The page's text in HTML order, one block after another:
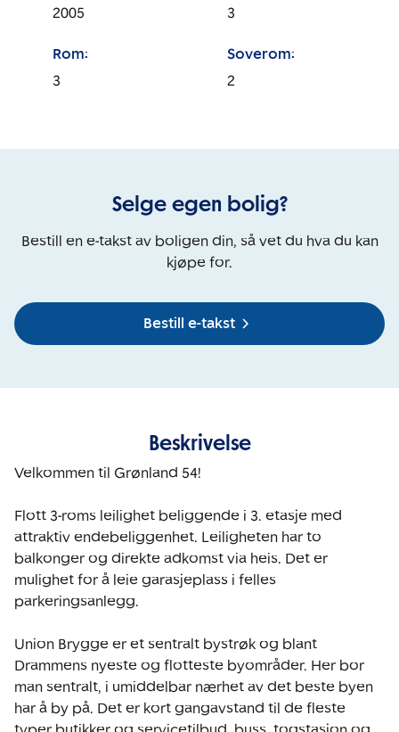
2005
3
Rom:
3
Soverom:
2
Selge egen bolig?
Bestill en e-takst av boligen din, så vet du hva du kan
kjøpe for.
Bestill e-takst
Beskrivelse
Velkommen til Grønland 54!
Flott 3-roms leilighet beliggende i 3. etasje med
attraktiv endebeliggenhet. Leiligheten har to
balkonger og direkte adkomst via heis. Det er
mulighet for å leie garasjeplass i felles
parkeringsanlegg.
Union Brygge er et sentralt bystrøk og blant
Drammens nyeste og flotteste byområder. Her bor
man sentralt, i umiddelbar nærhet av det beste byen
har å by på. Det er kort gangavstand til de fleste